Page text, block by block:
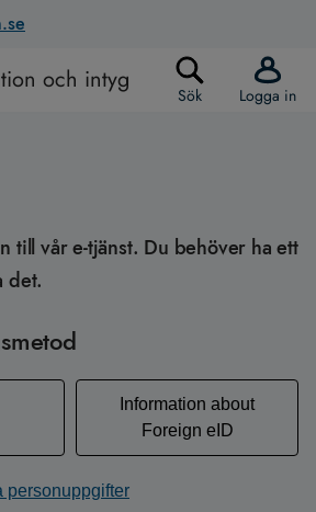
och intyg Sök Logga in
till vår e-tjänst. Du behöver ha ett
det.
Information about
Foreign eID
personuppgifter